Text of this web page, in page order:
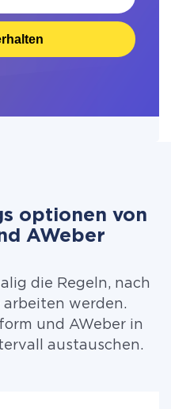
optionen von
AWeber
die Regeln, nach
arbeiten werden.
und AWeber in
austauschen.